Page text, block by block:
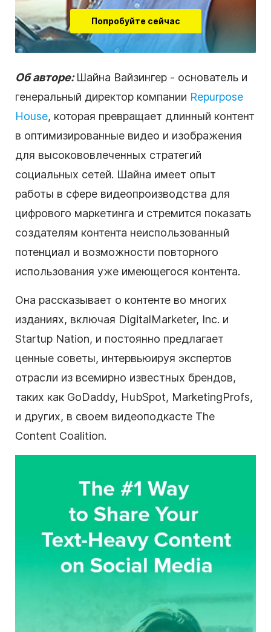
Попробуйте сейчас
Об авторе:Шайна Вайзингер - основатель и
генеральный директор компании Repurpose
House, которая превращает длинный контент
в оптимизированные видео и изображения
для высокововлеченных стратегий
социальных сетей. Шайна имеет опыт
работы в сфере видеопроизводства для
цифрового маркетинга и стремится показать
создателям контента неиспользованный
потенциал и возможности повторного
использования уже имеющегося контента.
Она рассказывает о контенте во многих
изданиях, включая DigitalMarketer, Inc. и
Startup Nation, и постоянно предлагает
ценные советы, интервьюируя экспертов
отрасли из всемирно известных брендов,
таких как GoDaddy, HubSpot, MarketingProfs,
и других, в своем видеоподкасте The
Content Coalition.